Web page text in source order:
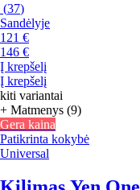
(37)
Sandėlyje
121 €
146 €
Į krepšelį
Į krepšelį
kiti variantai
+ Matmenys (9)
Gera kaina
Patikrinta kokybė
Universal